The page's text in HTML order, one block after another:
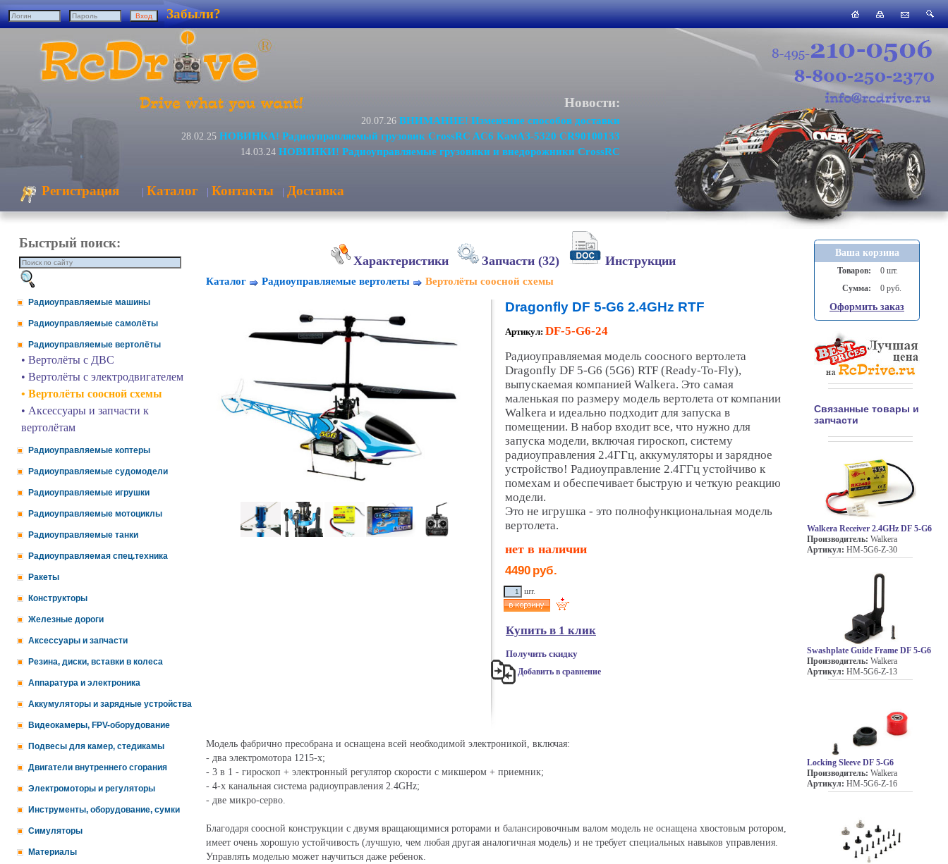
Забыли?
Новости:
20.07.26 ВНИМАНИЕ! Изменение способов доставки
28.02.25 НОВИНКА! Радиоуправляемый грузовик CrossRC AC6 КамАЗ-5320 CR90100133
14.03.24 НОВИНКИ! Радиоуправляемые грузовики и внедорожники CrossRC
Регистрация | Каталог | Контакты | Доставка
Быстрый поиск:
Радиоуправляемые машины
Радиоуправляемые самолёты
Радиоуправляемые вертолёты
• Вертолёты с ДВС
• Вертолёты с электродвигателем
• Вертолёты соосной схемы
• Аксессуары и запчасти к
вертолётам
Радиоуправляемые коптеры
Радиоуправляемые судомодели
Радиоуправляемые игрушки
Радиоуправляемые мотоциклы
Радиоуправляемые танки
Радиоуправляемая спец.техника
Ракеты
Конструкторы
Железные дороги
Аксессуары и запчасти
Резина, диски, вставки в колеса
Аппаратура и электроника
Аккумуляторы и зарядные устройства
Видеокамеры, FPV-оборудование
Подвесы для камер, стедикамы
Двигатели внутреннего сгорания
Электромоторы и регуляторы
Инструменты, оборудование, сумки
Симуляторы
Материалы
Характеристики Запчасти (32) Инструкции
Каталог Радиоуправляемые вертолеты Вертолёты соосной схемы
Dragonfly DF 5-G6 2.4GHz RTF
Артикул: DF-5-G6-24
Радиоуправляемая модель соосного вертолета
Dragonfly DF 5-G6 (5G6) RTF (Ready-To-Fly),
выпускаемая компанией Walkera. Это самая
маленькая по размеру модель вертолета от компании
Walkera и идеально подходит для запуска в
помещении. В набор входит все, что нужно для
запуска модели, включая гироскоп, систему
радиоуправления 2.4ГГц, аккумуляторы и зарядное
устройство! Радиоуправление 2.4ГГц устойчиво к
помехам и обеспечивает быструю и четкую реакцию
модели.
Это не игрушка - это полнофункциональная модель
вертолета.
нет в наличии
4490 руб.
шт.
Купить в 1 клик
Получить скидку
Добавить в сравнение
Модель фабрично пресобрана и оснащена всей необходимой электроникой, включая:
- два электромотора 1215-х;
- 3 в 1 - гироскоп + электронный регулятор скорости с микшером + приемник;
- 4-х канальная система радиоуправления 2.4GHz;
- две микро-серво.
Благодаря соосной конструкции с двумя вращающимися роторами и балансировочным валом модель не оснащена хвостовым ротором,
имеет очень хорошую устойчивость (лучшую, чем любая другая аналогичная модель) и не требует специальных навыков управления.
Управлять моделью может научиться даже ребенок.
Ваша корзина
Товаров:
0 шт.
Сумма:
0 руб.
Оформить заказ
Связанные товары и
запчасти
Walkera Receiver 2.4GHz DF 5-G6
Производитель: Walkera
Артикул: HM-5G6-Z-30
Swashplate Guide Frame DF 5-G6
Производитель: Walkera
Артикул: HM-5G6-Z-13
Locking Sleeve DF 5-G6
Производитель: Walkera
Артикул: HM-5G6-Z-16